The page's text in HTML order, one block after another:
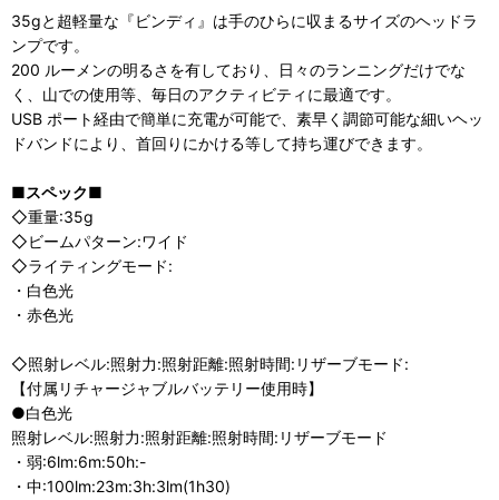
35gと超軽量な『ビンディ』は手のひらに収まるサイズのヘッドラ
ンプです。
200 ルーメンの明るさを有しており、日々のランニングだけでな
く、山での使用等、毎日のアクティビティに最適です。
USB ポート経由で簡単に充電が可能で、素早く調節可能な細いヘッ
ドバンドにより、首回りにかける等して持ち運びできます。
■スペック■
◇重量:35g
◇ビームパターン:ワイド
◇ライティングモード:
・白色光
・赤色光
◇照射レベル:照射力:照射距離:照射時間:リザーブモード:
【付属リチャージャブルバッテリー使用時】
●白色光
照射レベル:照射力:照射距離:照射時間:リザーブモード
・弱:6lm:6m:50h:-
・中:100lm:23m:3h:3lm(1h30)